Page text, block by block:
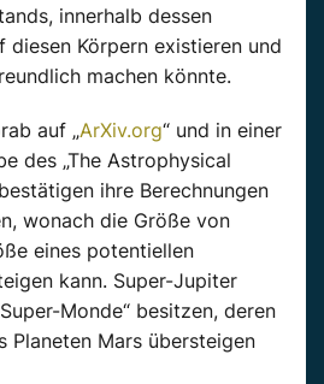
innerhalb dessen
diesen Körpern existieren und
machen könnte.
auf „ArXiv.org“ und in einer
des „The Astrophysical
ihre Berechnungen
wonach die Größe von
eines potentiellen
kann. Super-Jupiter
Monde“ besitzen, deren
Planeten Mars übersteigen